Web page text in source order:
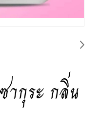
ากุระ กลิ่น